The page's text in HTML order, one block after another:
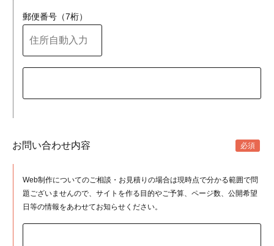
郵便番号（7桁）
お問い合わせ内容
Web制作についてのご相談・お見積りの場合は現時点で分かる範囲で問
題ございませんので、サイトを作る目的やご予算、ページ数、公開希望
日等の情報をあわせてお知らせください。